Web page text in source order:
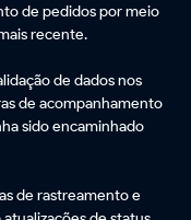
de pedidos por meio
recente.
de dados nos
de acompanhamento
sido encaminhado
de rastreamento e